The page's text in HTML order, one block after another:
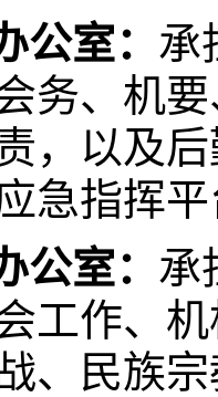
公室： 承
务、机
，以及
急指挥
公室： 承
工作、
、民族